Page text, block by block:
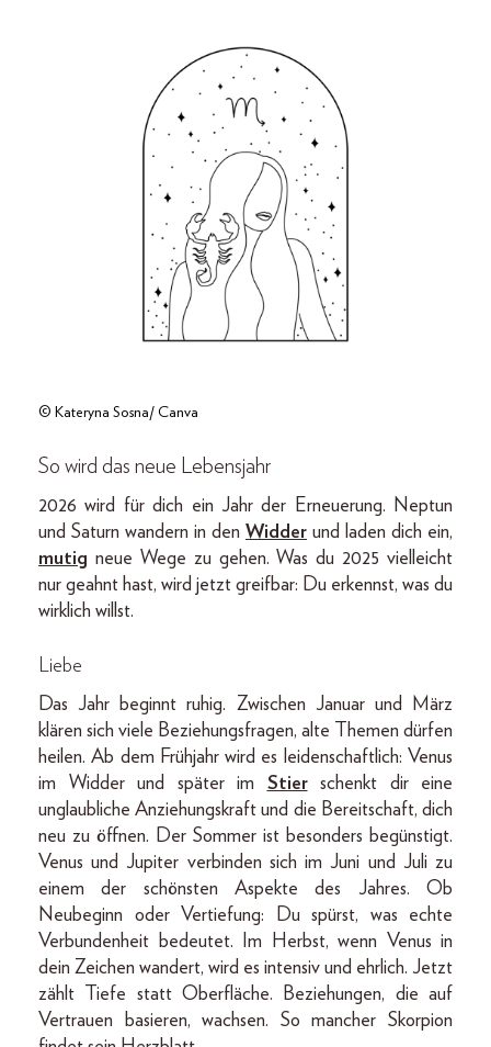
© Kateryna Sosna/ Canva
So wird das neue Lebensjahr
2026 wird für dich ein Jahr der Erneuerung. Neptun
und Saturn wandern in den Widder und laden dich ein,
mutig neue Wege zu gehen. Was du 2025 vielleicht
nur geahnt hast, wird jetzt greifbar: Du erkennst, was du
wirklich willst.
Liebe
Das Jahr beginnt ruhig. Zwischen Januar und März
klären sich viele Beziehungsfragen, alte Themen dürfen
heilen. Ab dem Frühjahr wird es leidenschaftlich: Venus
im Widder und später im Stierschenkt dir eine
unglaubliche Anziehungskraft und die Bereitschaft, dich
neu zu öffnen. Der Sommer ist besonders begünstigt.
Venus und Jupiter verbinden sich im Juni und Juli zu
einem der schönsten Aspekte des Jahres. Ob
Neubeginn oder Vertiefung: Du spürst, was echte
Verbundenheit bedeutet. Im Herbst, wenn Venus in
dein Zeichen wandert, wird es intensiv und ehrlich. Jetzt
zählt Tiefe statt Oberfläche. Beziehungen, die auf
Vertrauen basieren, wachsen. So mancher Skorpion